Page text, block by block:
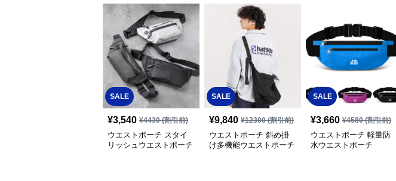
SALE
¥3,540 ¥4430(割引前)
ウエストポーチ スタイ
リッシュウエストポーチ
SALE
¥9,840 ¥12300(割引前)
ウエストポーチ 斜め掛
け多機能ウエストポーチ
SALE
¥3,660 ¥4580(割引前)
ウエストポーチ 軽量防
水ウエストポーチ